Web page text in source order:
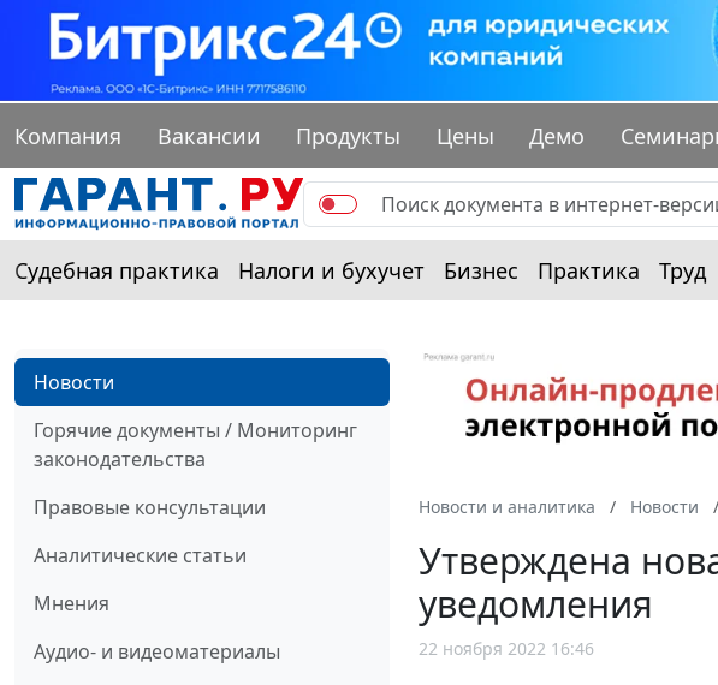
Компания Вакансии Продукты Цены Демо
Судебная практика Налоги и бухучет Бизнес Практика Труд
Новости
Горячие документы / Мониторинг
законодательства
Правовые консультации
Аналитические статьи
Мнения
Аудио- и видеоматериалы
Новости и аналитика Новости
Утверждена
уведомления
22 ноября 2022 16:46